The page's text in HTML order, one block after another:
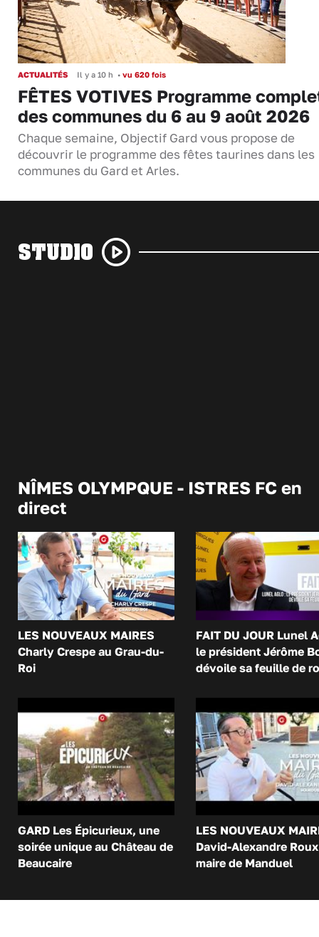
ACTUALITÉS Il y a 10 h • vu 620 fois
FÊTES VOTIVES Programme
des communes du 6 au 9 août 2026
Chaque semaine, Objectif Gard vous propose de
découvrir le programme des fêtes taurines dans les
communes du Gard et Arles.
STUDIO
NÎMES OLYMPQUE - ISTRES FC en
direct
LES NOUVEAUX MAIRES
Charly Crespe au Grau-du-
Roi
FAIT DU JOUR Lunel
le président Jérôme
dévoile sa feuille de
GARD Les Épicurieux, une
soirée unique au Château de
Beaucaire
LES NOUVEAUX
David-Alexandre
maire de Manduel